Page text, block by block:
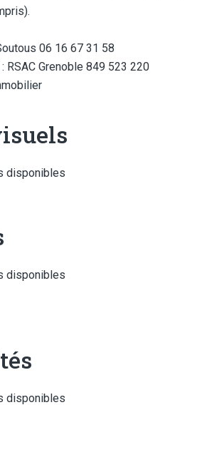
06 16 67 31 58
RSAC Grenoble 849 523 220
disponibles
disponibles
disponibles